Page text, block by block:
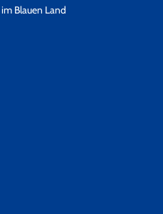
Blauen Land